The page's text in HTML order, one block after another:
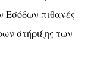
Εσόδων πιθανές
στήριξης των